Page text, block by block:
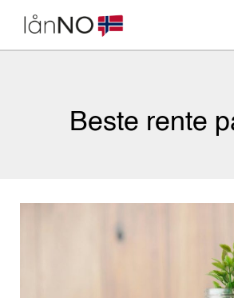
content
Beste rente